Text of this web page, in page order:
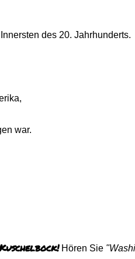
Innersten des 20. Jahrhunderts.
war.
Hören Sie